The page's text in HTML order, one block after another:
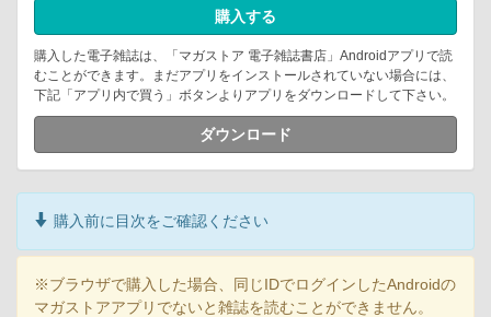
購入する
購入した電子雑誌は、「マガストア 電子雑誌書店」Androidアプリで読
むことができます。まだアプリをインストールされていない場合には、
下記「アプリ内で買う」ボタンよりアプリをダウンロードして下さい。
ダウンロード
購入前に目次をご確認ください
※ブラウザで購入した場合、同じIDでログインしたAndroidの
マガストアアプリでないと雑誌を読むことができません。